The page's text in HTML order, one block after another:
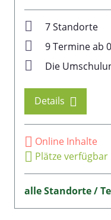
7 Standorte
9 Termine ab
Die
Details
Online Inhalte
Plätze verfügbar
alle Standorte /